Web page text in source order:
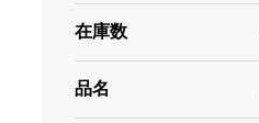
在庫数
品名